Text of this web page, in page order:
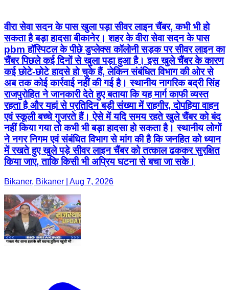
वीरा सेवा सदन के पास खुला पड़ा सीवर लाइन चैंबर, कभी भी हो
सकता है बड़ा हादसा बीकानेर। शहर के वीरा सेवा सदन के पास
pbm हॉस्पिटल के पीछे डुप्लेक्स कॉलोनी सड़क पर सीवर लाइन का
चैंबर पिछले कई दिनों से खुला पड़ा हुआ है। इस खुले चैंबर के कारण
कई छोटे-छोटे हादसे हो चुके हैं, लेकिन संबंधित विभाग की ओर से
अब तक कोई कार्रवाई नहीं की गई है। स्थानीय नागरिक बद्री सिंह
राजपुरोहित ने जानकारी देते हुए बताया कि यह मार्ग काफी व्यस्त
रहता है और यहां से प्रतिदिन बड़ी संख्या में राहगीर, दोपहिया वाहन
एवं स्कूली बच्चे गुजरते हैं। ऐसे में यदि समय रहते खुले चैंबर को बंद
नहीं किया गया तो कभी भी बड़ा हादसा हो सकता है। स्थानीय लोगों
ने नगर निगम एवं संबंधित विभाग से मांग की है कि जनहित को ध्यान
में रखते हुए खुले पड़े सीवर लाइन चैंबर को तत्काल ढककर सुरक्षित
किया जाए, ताकि किसी भी अप्रिय घटना से बचा जा सके।
Bikaner, Bikaner | Aug 7, 2026